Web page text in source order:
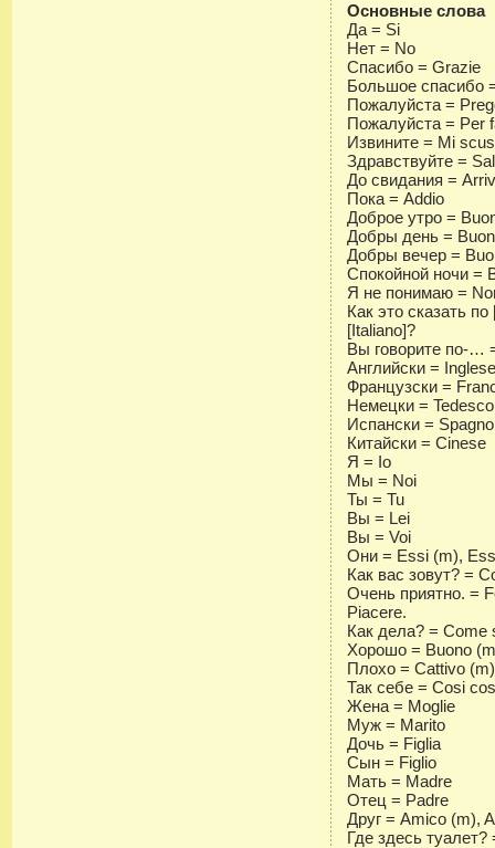
Основные слова
Да = Si
Нет = No
Спасибо = Grazie
Большое спасибо
Пожалуйста =
Пожалуйста = Per
Извините = Mi
Здравствуйте =
До свидания =
Пока = Addio
Доброе утро =
Добры день =
Добры вечер =
Спокойной ночи =
Я не понимаю =
Как это сказать
[Italiano]?
Вы говорите по-…
Английски =
Французски =
Немецки = Tedesco
Испански =
Китайски = Cinese
Я = Io
Мы = Noi
Ты = Tu
Вы = Lei
Вы = Voi
Они = Essi (m),
Как вас зовут? =
Очень приятно. =
Piacere.
Как дела? = Come
Хорошо = Buono
Плохо = Cattivo
Так себе = Cosi
Жена = Moglie
Муж = Marito
Дочь = Figlia
Сын = Figlio
Мать = Madre
Отец = Padre
Друг = Amico (m),
Где здесь